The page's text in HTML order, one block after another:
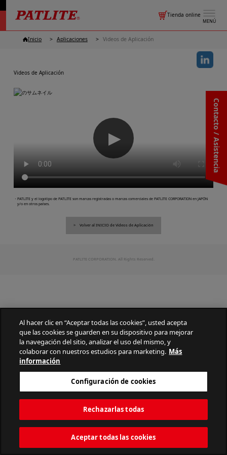
MENÚ
Tienda online
Contacto / Asistencia
Inicio Aplicaciones Videos de Aplicación
Videos de Aplicación
▶
・PATLITE y el logotipo de PATLITE son marcas registradas o marcas comerciales de PATLITE CORPORATION en JAPÓN
y/o en otros países.
Volver al INICIO de Videos de Aplicación
PATLITE CORPORATION. All Rights Reserved.
Al hacer clic en “Aceptar todas las cookies”, usted acepta
que las cookies se guarden en su dispositivo para mejorar
la navegación del sitio, analizar el uso del mismo, y
colaborar con nuestros estudios para marketing. Más
información
Configuración de cookies
Rechazarlas todas
Aceptar todas las cookies